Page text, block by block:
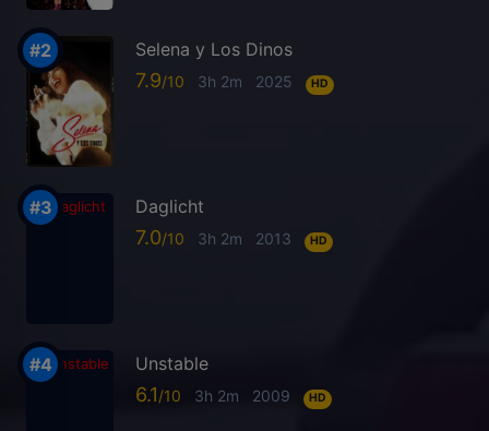
Selena y Los Dinos
7.9 3h 2m 2025 HD
Daglicht
7.0 3h 2m 2013 HD
Unstable
6.1 3h 2m 2009 HD